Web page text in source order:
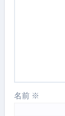
名前 ※